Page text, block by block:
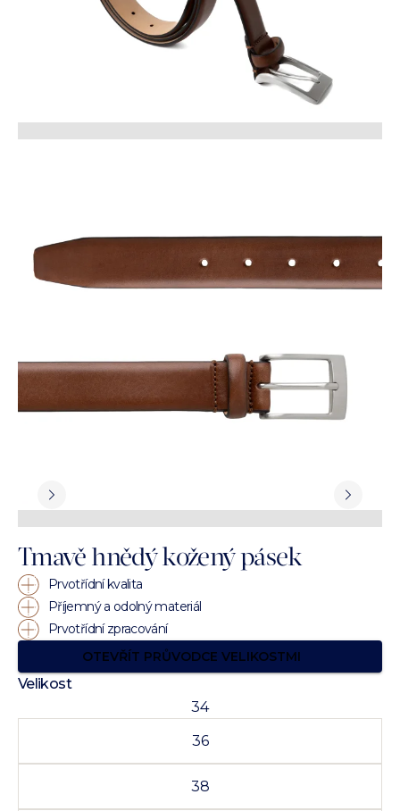
Tmavě hnědý kožený pásek
Prvotřídní kvalita
Příjemný a odolný materiál
Prvotřídní zpracování
OTEVŘÍT PRŮVODCE VELIKOSTMI
Velikost
34
36
38